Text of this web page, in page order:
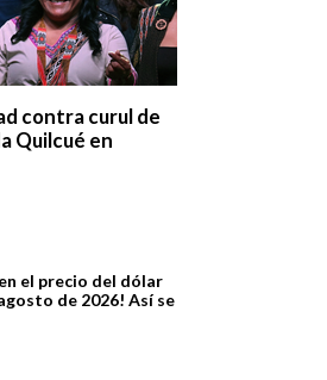
contra curul de
Quilcué en
el precio del dólar
de 2026! Así se